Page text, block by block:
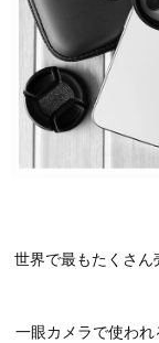
世界で最もたくさん
一眼カメラで使わ